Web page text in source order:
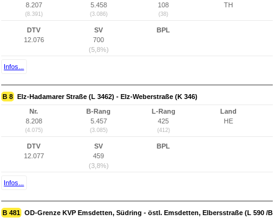
8.207
(8.391)
5.458
(3.086)
108
(38)
TH
DTV
12.076
SV
700
(5,8%)
BPL
Infos...
B 8 Elz-Hadamarer Straße (L 3462) - Elz-Weberstraße (K 346)
Nr.
8.208
(4.075)
B-Rang
5.457
(3.085)
L-Rang
425
(412)
Land
HE
DTV
12.077
SV
459
(3,8%)
BPL
Infos...
B 481 OD-Grenze KVP Emsdetten, Südring - östl. Emsdetten, Elbersstraße (L 590 /B